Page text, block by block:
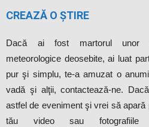
CREAZĂ O ȘTIRE
Dacă ai fost martorul unor
meteorologice deosebite, ai luat
pur şi simplu, te-a amuzat o
vadă şi alţii, contactează-ne.
astfel de eveniment şi vrei să apară
tău video sau